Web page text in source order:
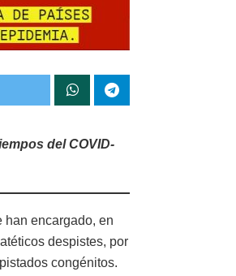
del COVID-
han encargado, en
despistes, por
congénitos.